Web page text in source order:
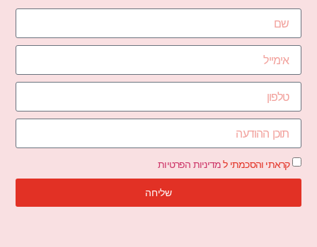
קראתי והסכמתי למדיניות הפרטיות
שליחה